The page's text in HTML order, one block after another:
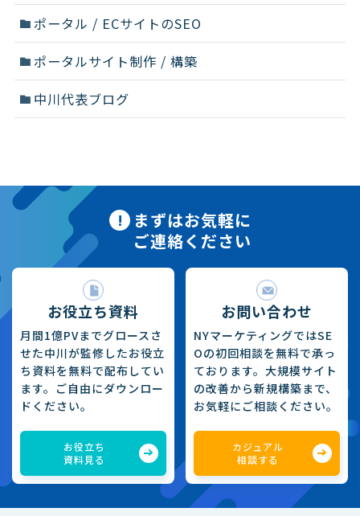
ポータル / ECサイトのSEO
ポータルサイト制作 / 構築
中川代表ブログ
まずはお気軽に
ご連絡ください
お役立ち資料
月間1億PVまでグロースさ
せた中川が監修したお役立
ち資料を無料で配布してい
ます。ご自由にダウンロー
ドください。
お役立ち
資料見る
お問い合わせ
NYマーケティングではSE
Oの初回相談を無料で承っ
ております。大規模サイト
の改善から新規構築まで、
お気軽にご相談ください。
カジュアル
相談する